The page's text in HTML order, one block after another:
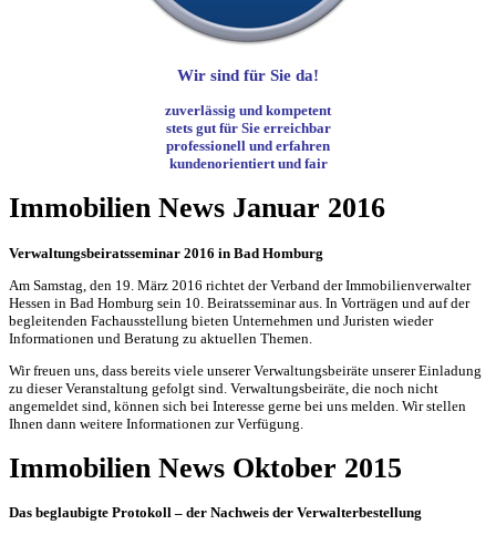
Wir sind für Sie da!
zuverlässig und kompetent
stets gut für Sie erreichbar
professionell und erfahren
kundenorientiert und fair
Immobilien News Januar 2016
Verwaltungsbeiratsseminar 2016 in Bad Homburg
Am Samstag, den 19. März 2016 richtet der Verband der Immobilienverwalter
Hessen in Bad Homburg sein 10. Beiratsseminar aus. In Vorträgen und auf der
begleitenden Fachausstellung bieten Unternehmen und Juristen wieder
Informationen und Beratung zu aktuellen Themen.
Wir freuen uns, dass bereits viele unserer Verwaltungsbeiräte unserer Einladung
zu dieser Veranstaltung gefolgt sind. Verwaltungsbeiräte, die noch nicht
angemeldet sind, können sich bei Interesse gerne bei uns melden. Wir stellen
Ihnen dann weitere Informationen zur Verfügung.
Immobilien News Oktober 2015
Das beglaubigte Protokoll – der Nachweis der Verwalterbestellung